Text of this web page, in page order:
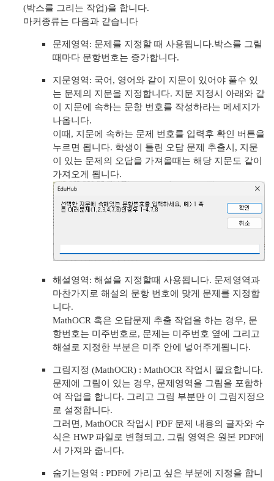
출입 확인
(박스를 그리는 작업)을 합니다.
마커종류는 다음과 같습니다
문제영역: 문제를 지정할 때 사용됩니다.박스를 그릴
때마다 문항번호는 증가합니다.
지문영역: 국어, 영어와 같이 지문이 있어야 풀수 있
는 문제의 지문을 지정합니다. 지문 지정시 아래와 같
이 지문에 속하는 문항 번호를 작성하라는 메세지가
나옵니다.
이때, 지문에 속하는 문제 번호를 입력후 확인 버튼을
누르면 됩니다. 학생이 틀린 오답 문제 추출시, 지문
이 있는 문제의 오답을 가져올때는 해당 지문도 같이
가져오게 됩니다.
해설영역: 해설을 지정할때 사용됩니다. 문제영역과
마찬가지로 해설의 문항 번호에 맞게 문제를 지정합
니다.
MathOCR 혹은 오답문제 추출 작업을 하는 경우, 문
항번호는 미주번호로, 문제는 미주번호 옆에 그리고
해설로 지정한 부분은 미주 안에 넣어주게됩니다.
그림지정 (MathOCR) : MathOCR 작업시 필요합니다.
문제에 그림이 있는 경우, 문제영역을 그림을 포함하
여 작업을 합니다. 그리고 그림 부분만 이 그림지정으
로 설정합니다.
그러면, MathOCR 작업시 PDF 문제 내용의 글자와 수
식은 HWP 파일로 변형되고, 그림 영역은 원본 PDF에
서 가져와 줍니다.
숨기는영역 : PDF에 가리고 싶은 부분에 지정을 합니